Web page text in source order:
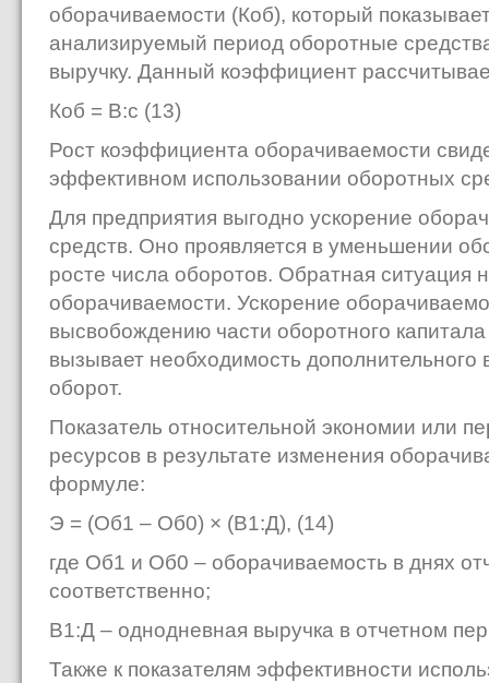
оборачиваемости (Коб), который
анализируемый период оборотные
выручку. Данный коэффициент
Коб = В:с (13)
Рост коэффициента оборачиваемости
эффективном использовании оборотных
Для предприятия выгодно ускорение
средств. Оно проявляется в уменьшении
росте числа оборотов. Обратная ситуация
оборачиваемости. Ускорение
высвобождению части оборотного
вызывает необходимость дополнительного
оборот.
Показатель относительной экономии или
ресурсов в результате изменения
формуле:
Э = (Об1 – Об0) × (В1:Д), (14)
где Об1 и Об0 – оборачиваемость в днях
соответственно;
В1:Д – однодневная выручка в отчетном
Также к показателям эффективности